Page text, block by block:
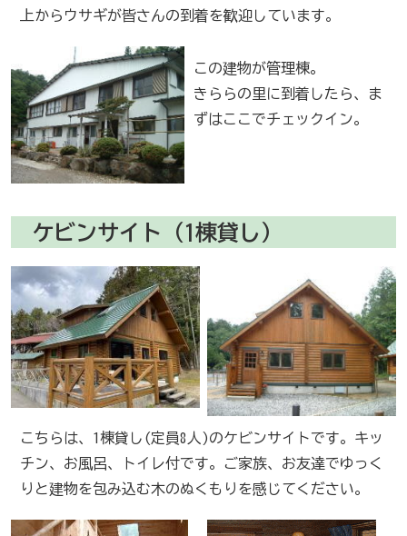
上からウサギが皆さんの到着を歓迎しています。
この建物が管理棟。
きららの里に到着したら、ま
ずはここでチェックイン。
ケビンサイト（1棟貸し）
こちらは、1棟貸し(定員8人)のケビンサイトです。キッ
チン、お風呂、トイレ付です。ご家族、お友達でゆっく
りと建物を包み込む木のぬくもりを感じてください。